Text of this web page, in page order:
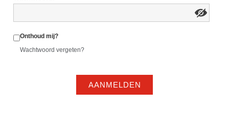
Onthoud mij?
Wachtwoord vergeten?
AANMELDEN